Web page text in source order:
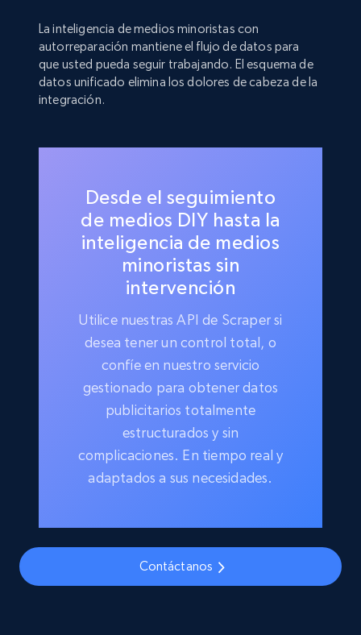
La inteligencia de medios minoristas con
autorreparación mantiene el flujo de datos para
que usted pueda seguir trabajando. El esquema de
datos unificado elimina los dolores de cabeza de la
integración.
Desde el seguimiento
de medios DIY hasta la
inteligencia de medios
minoristas sin
intervención
Utilice nuestras API de Scraper si
desea tener un control total, o
confíe en nuestro servicio
gestionado para obtener datos
publicitarios totalmente
estructurados y sin
complicaciones. En tiempo real y
adaptados a sus necesidades.
Contáctanos